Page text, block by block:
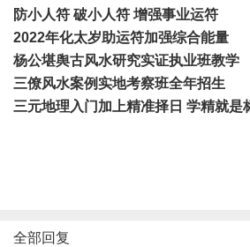
防小人符 破小人符 增强事业运符
2022年化太岁助运符加强综合能量
杨公堪舆古风水研究实证执业班教学
三僚风水案例实地考察班全年招生
三元地理入门加上精准择日 学精就是
全部回复